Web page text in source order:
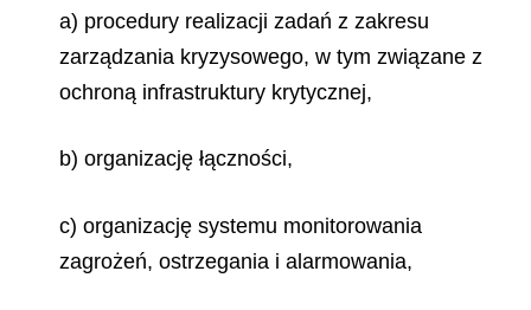
a) procedury realizacji zadań z zakresu
zarządzania kryzysowego, w tym związane z
ochroną infrastruktury krytycznej,
b) organizację łączności,
c) organizację systemu monitorowania
zagrożeń, ostrzegania i alarmowania,